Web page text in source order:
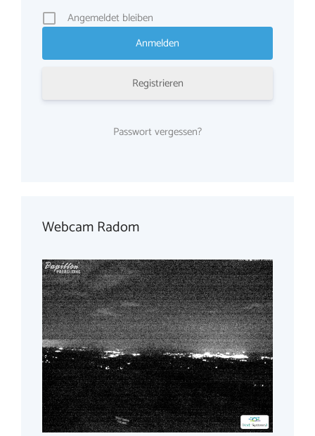
Angemeldet bleiben
Registrieren
Passwort vergessen?
Webcam Radom